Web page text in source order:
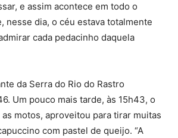
e assim acontece em todo o
nesse dia, o céu estava totalmente
cada pedacinho daquela
da Serra do Rio do Rastro
Um pouco mais tarde, às 15h43, o
motos, aproveitou para tirar muitas
com pastel de queijo. “A